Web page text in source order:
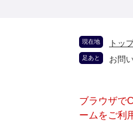
現在地 トッ
足あと お問
ブラウザで
ームをご利